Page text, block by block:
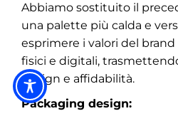
Abbiamo sostituito il
una palette più calda e
esprimere i valori del
fisici e digitali,
design e affidabilità.
Packaging design: